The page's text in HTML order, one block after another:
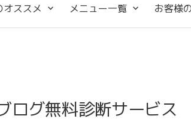
オススメ メニュー一覧 お客様
ログ無料診断サービス